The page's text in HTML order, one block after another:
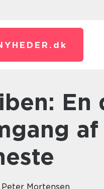
dk
Peter Mortensen